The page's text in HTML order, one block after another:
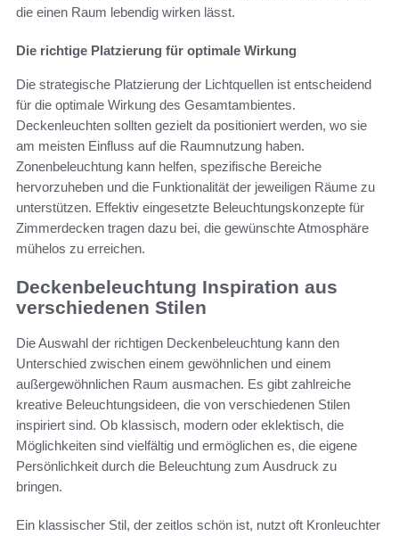
die einen Raum lebendig wirken lässt.
Die richtige Platzierung für optimale Wirkung
Die strategische Platzierung der Lichtquellen ist entscheidend
für die optimale Wirkung des Gesamtambientes.
Deckenleuchten sollten gezielt da positioniert werden, wo sie
am meisten Einfluss auf die Raumnutzung haben.
Zonenbeleuchtung kann helfen, spezifische Bereiche
hervorzuheben und die Funktionalität der jeweiligen Räume zu
unterstützen. Effektiv eingesetzte Beleuchtungskonzepte für
Zimmerdecken tragen dazu bei, die gewünschte Atmosphäre
mühelos zu erreichen.
Deckenbeleuchtung Inspiration aus
verschiedenen Stilen
Die Auswahl der richtigen Deckenbeleuchtung kann den
Unterschied zwischen einem gewöhnlichen und einem
außergewöhnlichen Raum ausmachen. Es gibt zahlreiche
kreative Beleuchtungsideen, die von verschiedenen Stilen
inspiriert sind. Ob klassisch, modern oder eklektisch, die
Möglichkeiten sind vielfältig und ermöglichen es, die eigene
Persönlichkeit durch die Beleuchtung zum Ausdruck zu
bringen.
Ein klassischer Stil, der zeitlos schön ist, nutzt oft Kronleuchter